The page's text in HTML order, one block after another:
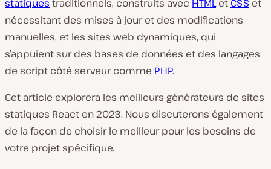
statiques traditionnels, construits avec HTMLet CSS et
nécessitant des mises à jour et des modifications
manuelles, et les sites web dynamiques, qui
s’appuient sur des bases de données et des langages
de script côté serveur comme PHP.
Cet article explorera les meilleurs générateurs de sites
statiques React en 2023. Nous discuterons également
de la façon de choisir le meilleur pour les besoins de
votre projet spécifique.